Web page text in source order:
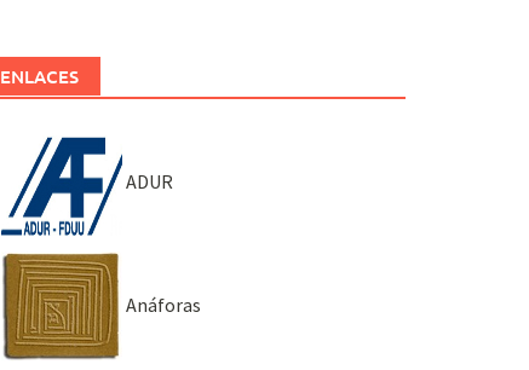
ENLACES
ADUR
Anáforas